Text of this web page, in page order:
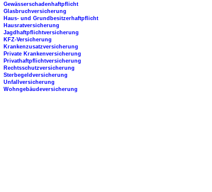
Gewässerschadenhaftpflicht
Glasbruchversicherung
Haus- und Grundbesitzerhaftpflicht
Hausratversicherung
Jagdhaftpflichtversicherung
KFZ-Versicherung
Krankenzusatzversicherung
Private Krankenversicherung
Privathaftpflichtversicherung
Rechtsschutzversicherung
Sterbegeldversicherung
Unfallversicherung
Wohngebäudeversicherung